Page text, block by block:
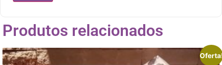
Produtos relacionados